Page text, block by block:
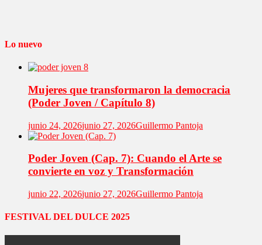
Lo nuevo
Mujeres que transformaron la democracia
(Poder Joven / Capítulo 8)
junio 24, 2026junio 27, 2026Guillermo Pantoja
Poder Joven (Cap. 7): Cuando el Arte se
convierte en voz y Transformación
junio 22, 2026junio 27, 2026Guillermo Pantoja
FESTIVAL DEL DULCE 2025